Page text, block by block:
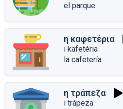
el parque
η καφετέρια
i kafetéria
la cafetería
η τράπεζα
i trápeza